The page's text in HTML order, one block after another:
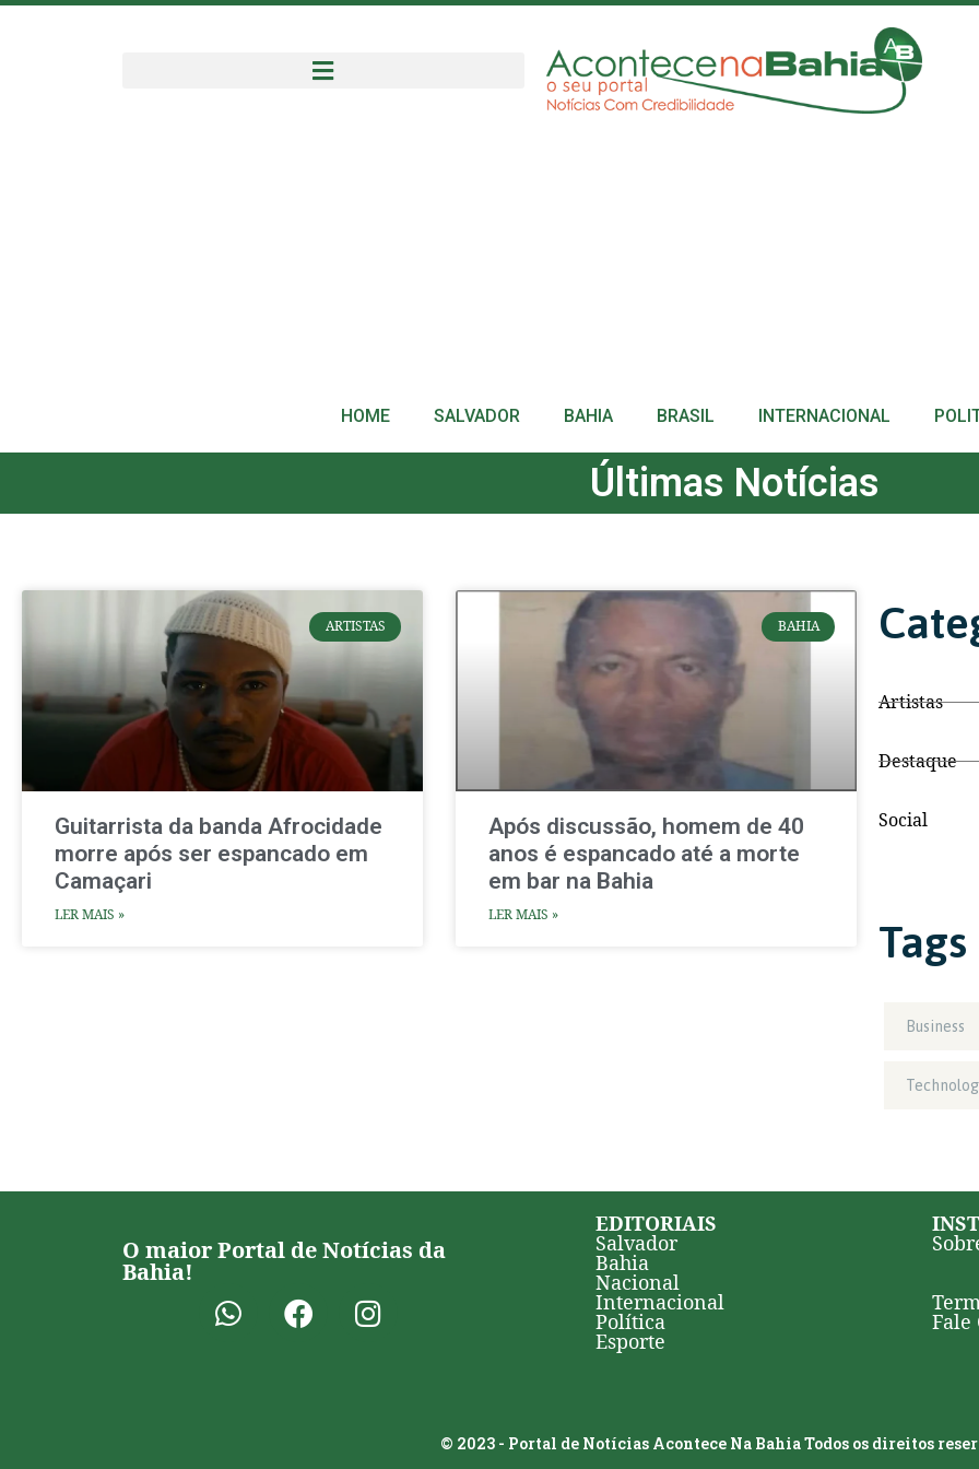
HOME SALVADOR BAHIA BRASIL INTERNACIONAL
Últimas Notícias
ARTISTAS
Guitarrista da banda Afrocidade
morre após ser espancado em
Camaçari
LER MAIS »
BAHIA
Após discussão, homem de 40
anos é espancado até a morte
em bar na Bahia
LER MAIS »
Artistas
Destaque
Social
Tags
Business
O maior Portal de Notícias da
Bahia!
EDITORIAIS
Salvador
Bahia
Nacional
Internacional
Política
Esporte
Fale
© 2023 - Portal de Notícias Acontece Na Bahia Todos os direitos